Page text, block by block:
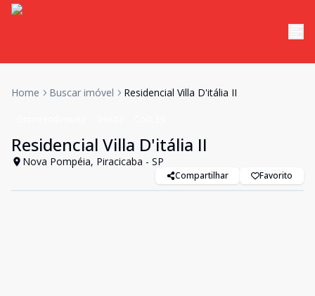
Home Buscar imóvel Residencial Villa D'itália II
Residencial Villa D'itália II
Nova Pompéia, Piracicaba - SP
Compartilhar Favorito